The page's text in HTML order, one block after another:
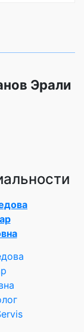
Эрали